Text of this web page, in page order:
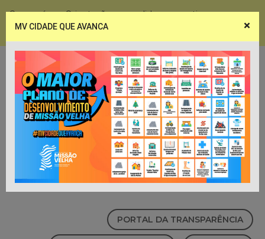
Coronavírus - Orientações e medidas preventivas
PORTAL DA TRANSPARÊNCIA
×
MV CIDADE QUE AVANCA